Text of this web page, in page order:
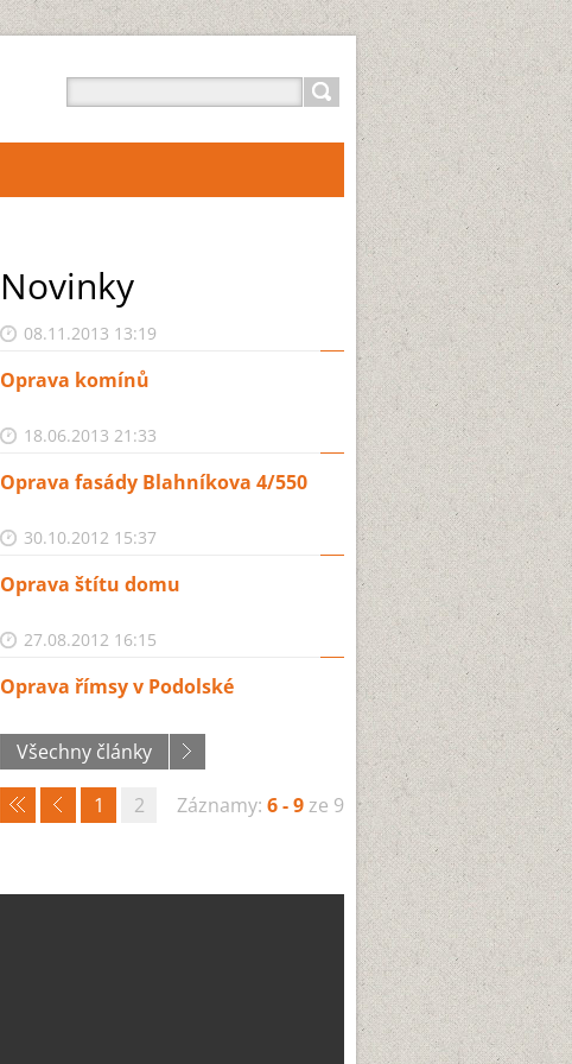
Novinky
08.11.2013 13:19
Oprava komínů
18.06.2013 21:33
Oprava fasády Blahníkova 4/550
30.10.2012 15:37
Oprava štítu domu
27.08.2012 16:15
Oprava římsy v Podolské
Všechny články
Záznamy: 6 - 9ze 9
1 2